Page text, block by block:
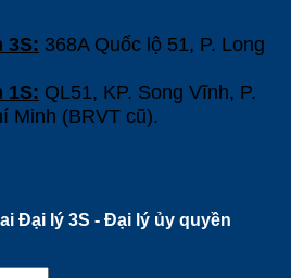
3S: 368A Quốc lộ 51, P. Long
1S: QL51, KP. Song Vĩnh, P.
Minh (BRVT cũ).
Đại lý 3S - Đại lý ủy quyền